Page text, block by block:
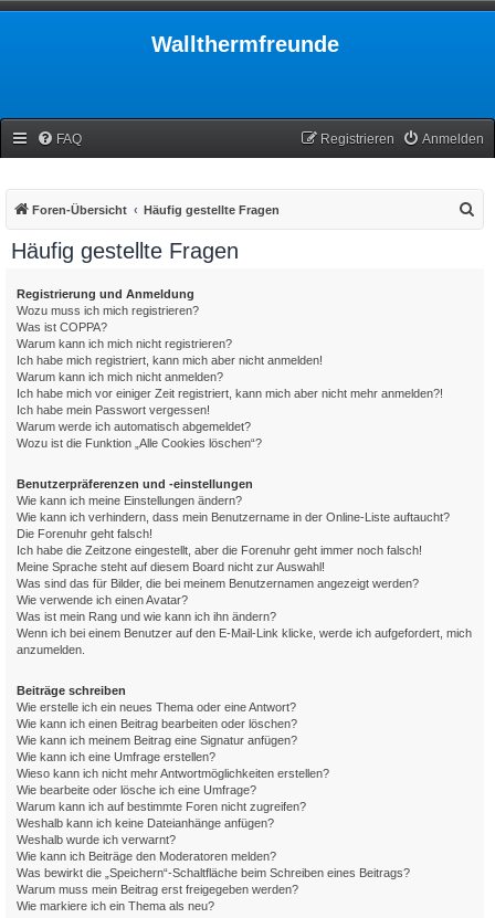
Wallthermfreunde
FAQ Anmelden
Registrieren
Foren-Übersicht Häufig gestellte Fragen
Häufig gestellte Fragen
Registrierung und Anmeldung
Wozu muss ich mich registrieren?
Was ist COPPA?
Warum kann ich mich nicht registrieren?
Ich habe mich registriert, kann mich aber nicht anmelden!
Warum kann ich mich nicht anmelden?
Ich habe mich vor einiger Zeit registriert, kann mich aber nicht mehr anmelden?!
Ich habe mein Passwort vergessen!
Warum werde ich automatisch abgemeldet?
Wozu ist die Funktion „Alle Cookies löschen“?
Benutzerpräferenzen und -einstellungen
Wie kann ich meine Einstellungen ändern?
Wie kann ich verhindern, dass mein Benutzername in der Online-Liste auftaucht?
Die Forenuhr geht falsch!
Ich habe die Zeitzone eingestellt, aber die Forenuhr geht immer noch falsch!
Meine Sprache steht auf diesem Board nicht zur Auswahl!
Was sind das für Bilder, die bei meinem Benutzernamen angezeigt werden?
Wie verwende ich einen Avatar?
Was ist mein Rang und wie kann ich ihn ändern?
Wenn ich bei einem Benutzer auf den E-Mail-Link klicke, werde ich aufgefordert, mich
anzumelden.
Beiträge schreiben
Wie erstelle ich ein neues Thema oder eine Antwort?
Wie kann ich einen Beitrag bearbeiten oder löschen?
Wie kann ich meinem Beitrag eine Signatur anfügen?
Wie kann ich eine Umfrage erstellen?
Wieso kann ich nicht mehr Antwortmöglichkeiten erstellen?
Wie bearbeite oder lösche ich eine Umfrage?
Warum kann ich auf bestimmte Foren nicht zugreifen?
Weshalb kann ich keine Dateianhänge anfügen?
Weshalb wurde ich verwarnt?
Wie kann ich Beiträge den Moderatoren melden?
Was bewirkt die „Speichern“-Schaltfläche beim Schreiben eines Beitrags?
Warum muss mein Beitrag erst freigegeben werden?
Wie markiere ich ein Thema als neu?